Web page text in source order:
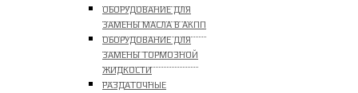
ОБОРУДОВАНИЕ ДЛЯ
ЗАМЕНЫ МАСЛА В АКПП
ОБОРУДОВАНИЕ ДЛЯ
ЗАМЕНЫ ТОРМОЗНОЙ
ЖИДКОСТИ
РАЗДАТОЧНЫЕ